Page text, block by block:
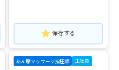
保存する
あん摩マッサージ指圧師 正社員